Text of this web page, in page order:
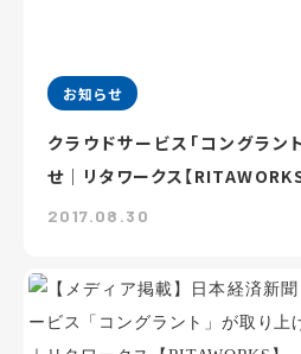
お知らせ
クラウドサービス「コングラン
せ｜リタワークス【RITAWORKS
2017.08.30